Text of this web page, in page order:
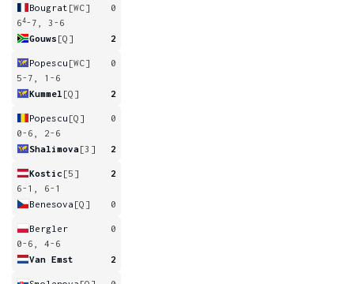
Bougrat [WC]
0
64-7, 3-6
Gouws [Q] 2
Popescu [WC]
0
5-7, 1-6
Kummel [Q] 2
Popescu [Q]
0
0-6, 2-6
Shalimova[3] 2
Kostic [5]
2
6-1, 6-1
Benesova [Q] 0
Bergler
0
0-6, 4-6
Van Emst
2